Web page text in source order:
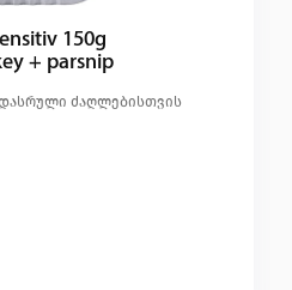
150g
+ parsnip
ძაღლებისთვის